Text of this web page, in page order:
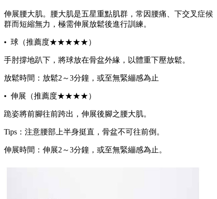
伸展腰大肌。腰大肌是五星重點肌群，常因腰痛、下交叉症候
群而短縮無力，極需伸展放鬆後進行訓練。
• 球（推薦度★★★★★）
手肘撐地趴下，將球放在骨盆外緣，以體重下壓放鬆。
放鬆時間：放鬆2～3分鐘，或至無緊繃感為止
• 伸展（推薦度★★★★）
跪姿將前腳往前跨出，伸展後腳之腰大肌。
Tips：注意腰部上半身挺直，骨盆不可往前倒。
伸展時間：伸展2～3分鐘，或至無緊繃感為止。